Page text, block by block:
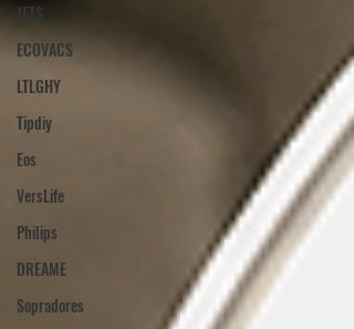
JETS
ECOVACS
LTLGHY
Tipdiy
Eos
VersLife
Philips
DREAME
Sopradores